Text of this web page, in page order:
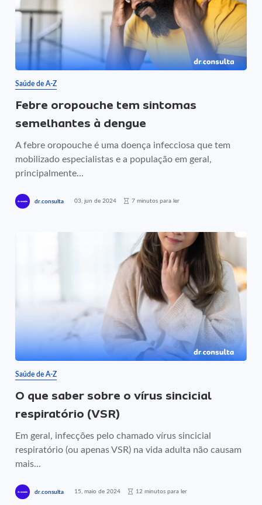
Saúde de A-Z
Febre oropouche tem sintomas
semelhantes à dengue
A febre oropouche é uma doença infecciosa que tem
mobilizado especialistas e a população em geral,
principalmente...
dr.consulta 03, jun de 2024 7 minutos para ler
Saúde de A-Z
O que saber sobre o vírus sincicial
respiratório (VSR)
Em geral, infecções pelo chamado vírus sincicial
respiratório (ou apenas VSR) na vida adulta não causam
mais...
dr.consulta 15, maio de 2024 12 minutos para ler